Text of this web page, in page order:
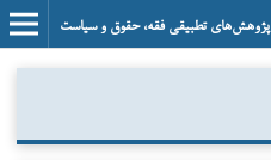
پژوهش‌های تطبیقی فقه، حقوق و سیاست